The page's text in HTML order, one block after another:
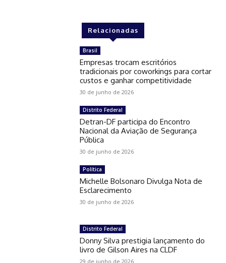
Relacionadas
Brasil
Empresas trocam escritórios
tradicionais por coworkings para cortar
custos e ganhar competitividade
30 de junho de 2026
Distrito Federal
Detran-DF participa do Encontro
Nacional da Aviação de Segurança
Pública
30 de junho de 2026
Política
Michelle Bolsonaro Divulga Nota de
Esclarecimento
30 de junho de 2026
Distrito Federal
Donny Silva prestigia lançamento do
livro de Gilson Aires na CLDF
29 de junho de 2026